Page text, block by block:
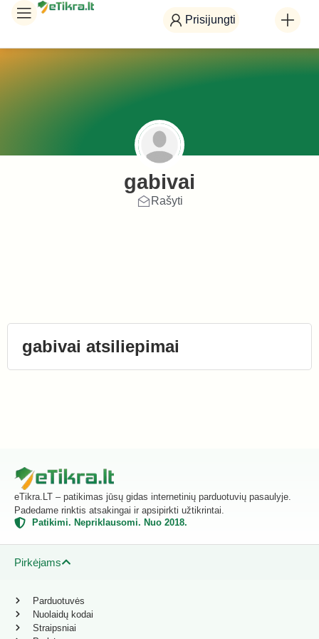
Prisijungti
gabivai
Rašyti
gabivai atsiliepimai
eTikra.LT – patikimas jūsų gidas internetinių parduotuvių pasaulyje.
Padedame rinktis atsakingai ir apsipirkti užtikrintai.
Patikimi. Nepriklausomi. Nuo 2018.
Pirkėjams
Parduotuvės
Nuolaidų kodai
Straipsniai